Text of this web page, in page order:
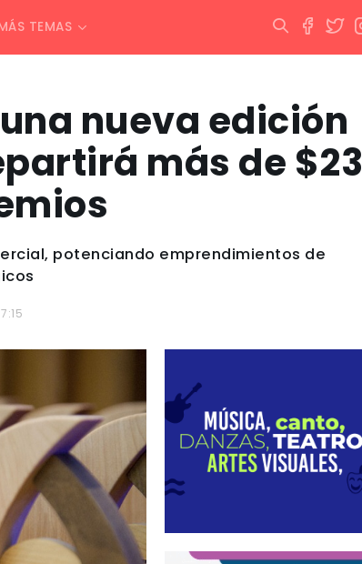
TEMAS
nueva edición
más de $23
potenciando emprendimientos de